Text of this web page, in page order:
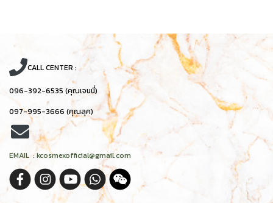
CALL CENTER :
096-392-6535 (คุณเจนนี่)
097-995-3666 (คุณลุค)
EMAIL : kcosmexofficial@gmail.com